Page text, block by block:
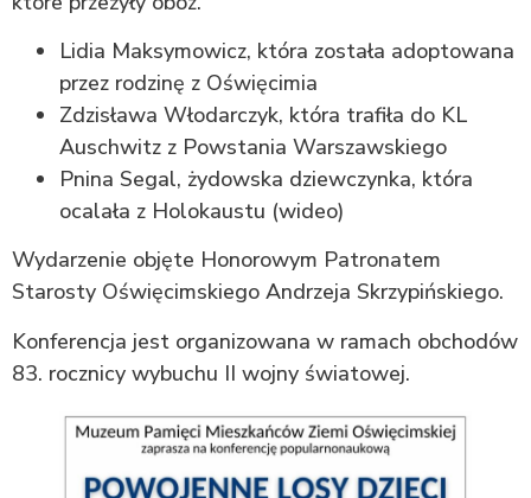
Lidia Maksymowicz, która została adoptowana
przez rodzinę z Oświęcimia
Zdzisława Włodarczyk, która trafiła do KL
Auschwitz z Powstania Warszawskiego
Pnina Segal, żydowska dziewczynka, która
ocalała z Holokaustu (wideo)
Wydarzenie objęte Honorowym Patronatem
Starosty Oświęcimskiego Andrzeja Skrzypińskiego.
Konferencja jest organizowana w ramach obchodów
83. rocznicy wybuchu II wojny światowej.